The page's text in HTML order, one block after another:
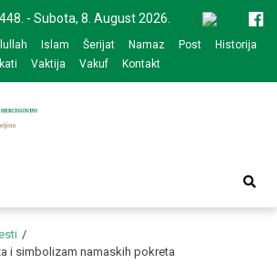
- Subota, 8. August 2026.
Islam Šerijat Namaz Post
Historija
Vaktija Vakuf Kontakt
Bijeljina
i simbolizam namaskih pokreta